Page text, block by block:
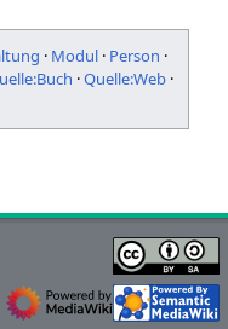
· Modul · Person ·
·Quelle:Web ·